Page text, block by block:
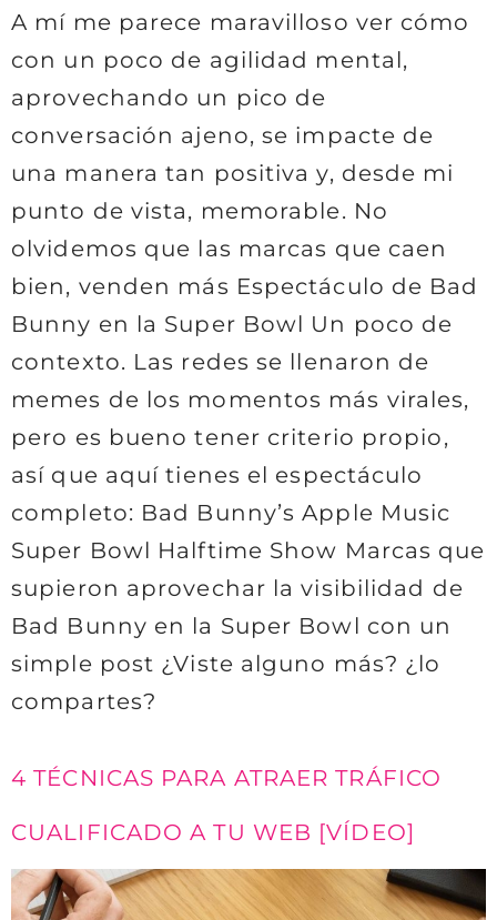
A mí me parece maravilloso ver cómo
con un poco de agilidad mental,
aprovechando un pico de
conversación ajeno, se impacte de
una manera tan positiva y, desde mi
punto de vista, memorable. No
olvidemos que las marcas que caen
bien, venden más Espectáculo de Bad
Bunny en la Super Bowl Un poco de
contexto. Las redes se llenaron de
memes de los momentos más virales,
pero es bueno tener criterio propio,
así que aquí tienes el espectáculo
completo: Bad Bunny’s Apple Music
Super Bowl Halftime Show Marcas que
supieron aprovechar la visibilidad de
Bad Bunny en la Super Bowl con un
simple post ¿Viste alguno más? ¿lo
compartes?
4 TÉCNICAS PARA ATRAER TRÁFICO
CUALIFICADO A TU WEB [VÍDEO]